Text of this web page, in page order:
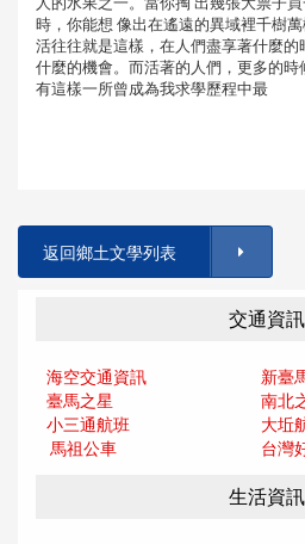
時，你能想 像出在遙遠的異域裡千樹
活往往就是這樣，在人們盡享著什麼
什麼的機會。而活著的人們，更多的時
有這樣一所曾成為我求學歷程中最
返回鄉土文學列表
交通資訊
海空交通資訊
新臺
臺馬之星
南北
小三通航班
大坵
馬祖公車
台灣
生活資訊